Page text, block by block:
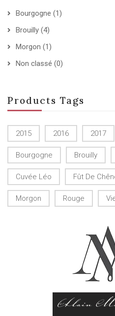
Bourgogne (1)
Brouilly (4)
Morgon (1)
Non classé (0)
Products Tags
2015 2016 2017
Bourgogne Brouilly
Cuvée Léo Fût De
Morgon Rouge